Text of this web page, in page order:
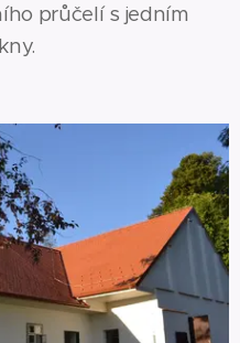
průčelí s jedním